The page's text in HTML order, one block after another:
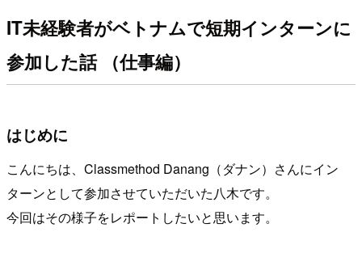
IT未経験者がベトナムで短期インターンに
参加した話 （仕事編）
はじめに
こんにちは、Classmethod Danang（ダナン）さんにイン
ターンとして参加させていただいた八木です。
今回はその様子をレポートしたいと思います。